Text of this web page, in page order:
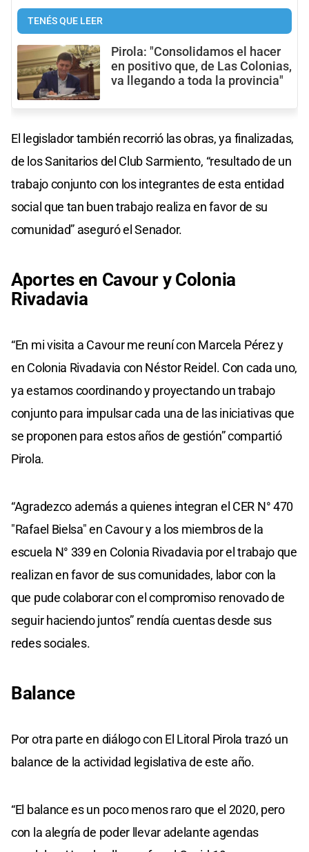
TENÉS QUE LEER
Pirola: "Consolidamos el hacer
en positivo que, de Las Colonias,
va llegando a toda la provincia"
El legislador también recorrió las obras, ya finalizadas,
de los Sanitarios del Club Sarmiento, “resultado de un
trabajo conjunto con los integrantes de esta entidad
social que tan buen trabajo realiza en favor de su
comunidad” aseguró el Senador.
Aportes en Cavour y Colonia
Rivadavia
“En mi visita a Cavour me reuní con Marcela Pérez y
en Colonia Rivadavia con Néstor Reidel. Con cada uno,
ya estamos coordinando y proyectando un trabajo
conjunto para impulsar cada una de las iniciativas que
se proponen para estos años de gestión” compartió
Pirola.
“Agradezco además a quienes integran el CER N° 470
"Rafael Bielsa" en Cavour y a los miembros de la
escuela N° 339 en Colonia Rivadavia por el trabajo que
realizan en favor de sus comunidades, labor con la
que pude colaborar con el compromiso renovado de
seguir haciendo juntos” rendía cuentas desde sus
redes sociales.
Balance
Por otra parte en diálogo con El Litoral Pirola trazó un
balance de la actividad legislativa de este año.
“El balance es un poco menos raro que el 2020, pero
con la alegría de poder llevar adelante agendas